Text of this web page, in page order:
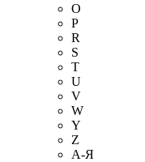
O
P
R
S
T
U
V
W
Y
Z
А-Я